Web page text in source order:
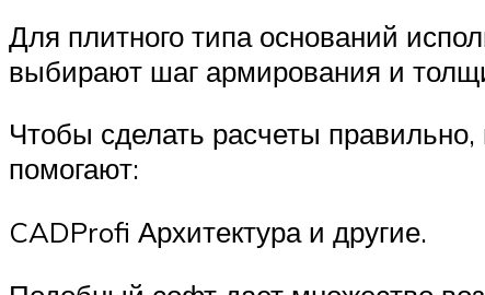
Для плитного типа оснований
выбирают шаг армирования и
Чтобы сделать расчеты
помогают:
CADProfi Архитектура и другие.